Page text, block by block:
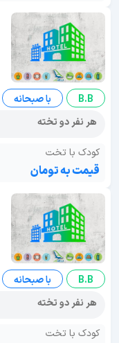
B.B
با صبحانه
هر نفر دو تخته
کودک با تخت
قیمت به تومان
B.B
با صبحانه
هر نفر دو تخته
کودک با تخت